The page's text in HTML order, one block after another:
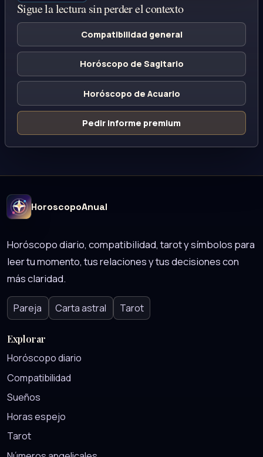
Sigue la lectura sin perder el contexto
Compatibilidad general
Horóscopo de Sagitario
Horóscopo de Acuario
Pedir informe premium
HoroscopoAnual
Horóscopo diario, compatibilidad, tarot y símbolos para
leer tu momento, tus relaciones y tus decisiones con
más claridad.
Pareja Carta astral Tarot
Explorar
Horóscopo diario
Compatibilidad
Sueños
Horas espejo
Tarot